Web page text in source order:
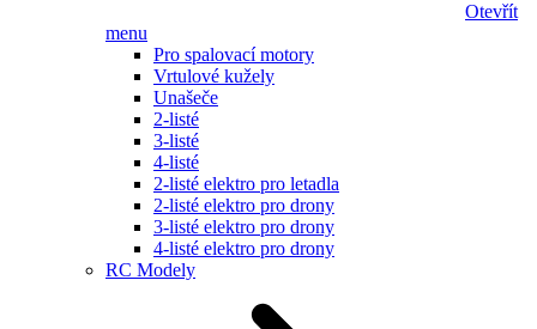
Otevřít
menu
Pro spalovací motory
Vrtulové kužely
Unašeče
2-listé
3-listé
4-listé
2-listé elektro pro letadla
2-listé elektro pro drony
3-listé elektro pro drony
4-listé elektro pro drony
RC Modely